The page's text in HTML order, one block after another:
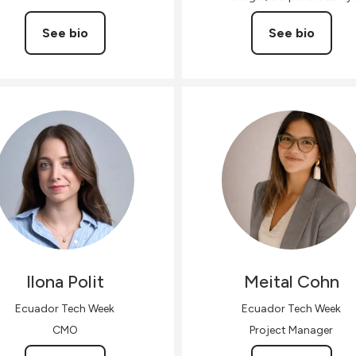
See bio See bio
Ilona Polit
Ecuador Tech Week
CMO
Meital Cohn
Ecuador Tech Week
Project Manager